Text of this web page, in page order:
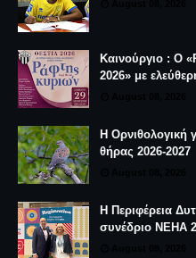
Καινούργιο : Ο
2026» με
Η Ορνιθολογική
θήρας 2026-2027
Η Περιφέρεια
συνέδριο NEHA